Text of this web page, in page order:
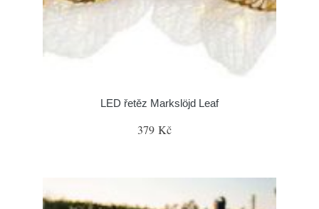
LED řetěz Markslöjd Leaf
379 Kč